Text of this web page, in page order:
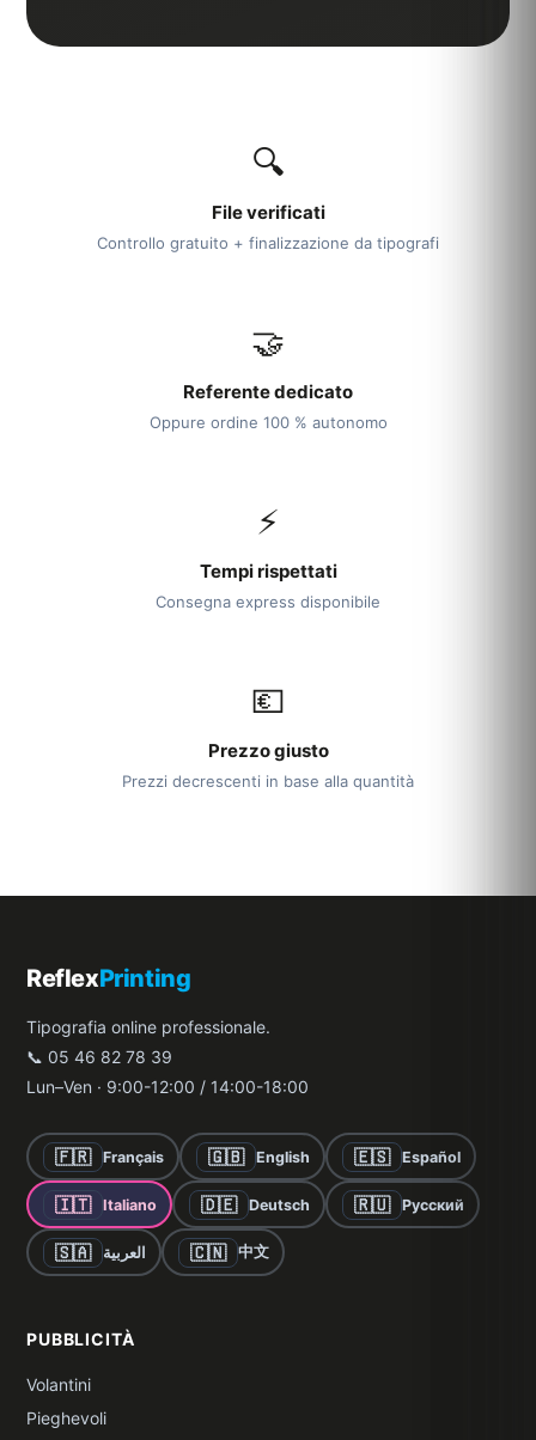
★Maison Dubois
★ Cucina gastronomica
🔍
File verificati
Controllo gratuito + finalizzazione da tipografi
🤝
Referente dedicato
Oppure ordine 100 % autonomo
⚡
Tempi rispettati
Consegna express disponibile
💶
Prezzo giusto
Prezzi decrescenti in base alla quantità
ReflexPrinting
Tipografia online professionale.
📞 05 46 82 78 39
Lun–Ven · 9:00-12:00 / 14:00-18:00
🇫🇷 Français 🇬🇧 English 🇪🇸 Español
🇮🇹 Italiano 🇩🇪 Deutsch 🇷🇺 Русский
🇸🇦 العربية 🇨🇳 中文
PUBBLICITÀ
Volantini
Pieghevoli